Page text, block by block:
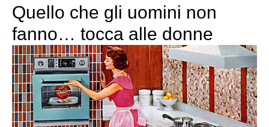
Quello che gli uomini non
fanno… tocca alle donne